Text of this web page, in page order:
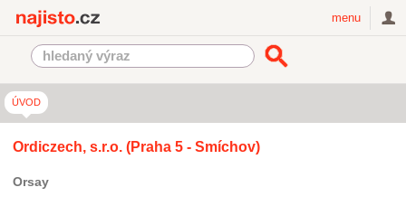
menu
ÚVOD
Ordiczech, s.r.o. (Praha 5 - Smíchov)
Orsay